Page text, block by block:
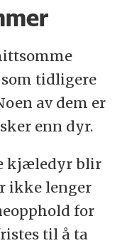
tidligere
av dem er
enn dyr.
kjæledyr blir
ikke lenger
for
til å ta